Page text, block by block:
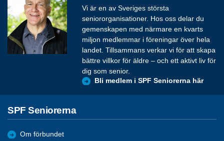
Vi är en av Sveriges största
seniororganisationer. Hos oss delar du
gemenskapen med närmare en kvarts
miljon medlemmar i föreningar över hela
landet. Tillsammans verkar vi för att skapa
bättre villkor för äldre – och ett aktivt liv för
dig som senior.
Bli medlem i SPF Seniorerna här
SPF Seniorerna
Om förbundet